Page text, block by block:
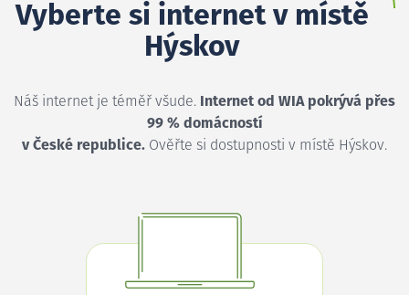
Vyberte si internet v místě
Hýskov
Náš internet je téměř všude. Internet od WIA pokrývá přes
99 % domácností
v České republice. Ověřte si dostupnosti v místě Hýskov.